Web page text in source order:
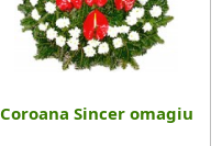
Coroana Sincer omagiu